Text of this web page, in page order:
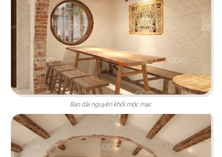
TORI MATSUKI
Món ngon, rượu ngọt trong không gian đậm dấu
ấn Nhật
Chi tiết
Bàn dài nguyên khối mộc mạc